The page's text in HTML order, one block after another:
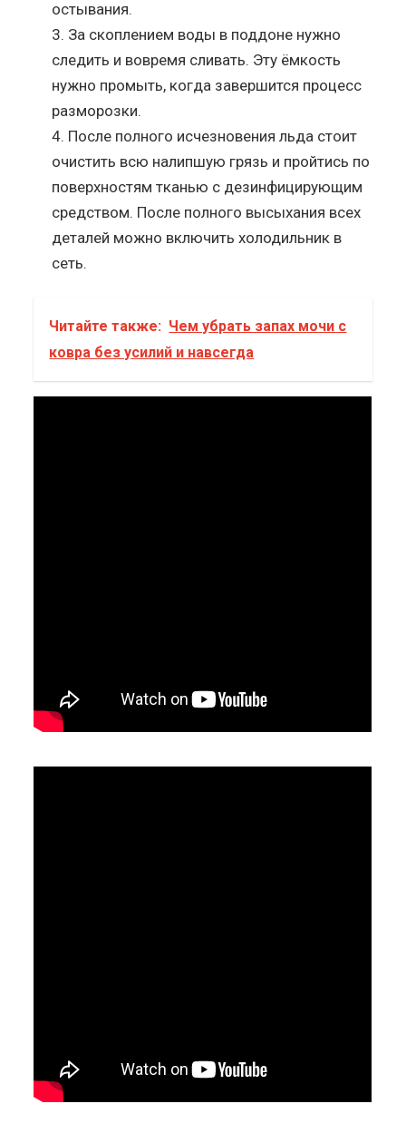
остывания.
За скоплением воды в поддоне нужно
следить и вовремя сливать. Эту ёмкость
нужно промыть, когда завершится процесс
разморозки.
После полного исчезновения льда стоит
очистить всю налипшую грязь и пройтись по
поверхностям тканью с дезинфицирующим
средством. После полного высыхания всех
деталей можно включить холодильник в
сеть.
Читайте также: Чем убрать запах мочи с
ковра без усилий и навсегда